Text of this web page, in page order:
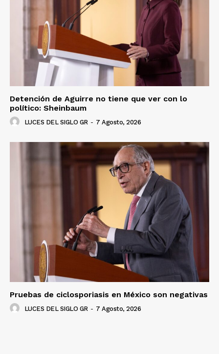
Luces
Del Siglo
Detención de Aguirre no tiene que ver con lo
político: Sheinbaum
LUCES DEL SIGLO GR - 7 Agosto, 2026
Pruebas de ciclosporiasis en México son negativas
LUCES DEL SIGLO GR - 7 Agosto, 2026